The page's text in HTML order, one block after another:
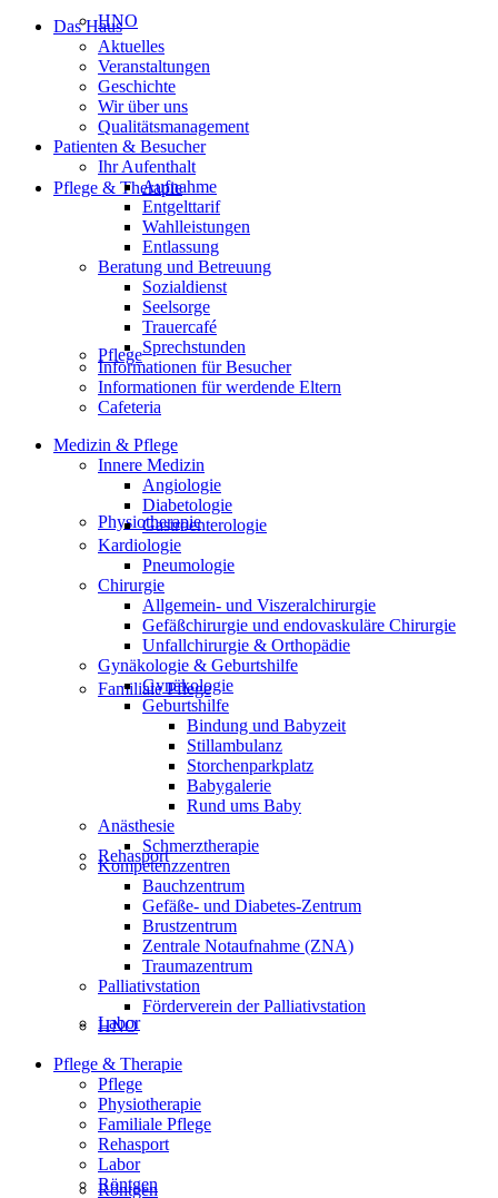
HNO
Pflege & Therapie
Pflege
Physiotherapie
Familiale Pflege
Rehasport
Labor
Röntgen
Das Haus
Aktuelles
Veranstaltungen
Geschichte
Wir über uns
Qualitätsmanagement
Patienten & Besucher
Ihr Aufenthalt
Aufnahme
Entgelttarif
Wahlleistungen
Entlassung
Beratung und Betreuung
Sozialdienst
Seelsorge
Trauercafé
Sprechstunden
Informationen für Besucher
Informationen für werdende Eltern
Cafeteria
Medizin & Pflege
Innere Medizin
Angiologie
Diabetologie
Gastroenterologie
Kardiologie
Pneumologie
Chirurgie
Allgemein- und Viszeralchirurgie
Gefäßchirurgie und endovaskuläre Chirurgie
Unfallchirurgie & Orthopädie
Gynäkologie & Geburtshilfe
Gynäkologie
Geburtshilfe
Bindung und Babyzeit
Stillambulanz
Storchenparkplatz
Babygalerie
Rund ums Baby
Anästhesie
Schmerztherapie
Kompetenzzentren
Bauchzentrum
Gefäße- und Diabetes-Zentrum
Brustzentrum
Zentrale Notaufnahme (ZNA)
Traumazentrum
Palliativstation
Förderverein der Palliativstation
HNO
Pflege & Therapie
Pflege
Physiotherapie
Familiale Pflege
Rehasport
Labor
Röntgen